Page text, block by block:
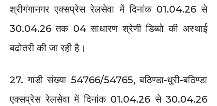
श्रीगंगानगर एक्सप्रेस रेलसेवा में दिनांक 01.04.26 से
30.04.26 तक 04 साधारण श्रेणी डिब्बो की अस्थाई
बढोतरी की जा रही है।
27. गाडी संख्या 54766/54765, बठिण्डा-धुरी-बठिण्डा
एक्सप्रेस रेलसेवा में दिनांक 01.04.26 से 30.04.26